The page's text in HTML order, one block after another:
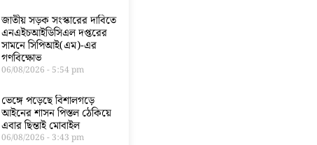
জাতীয় সড়ক সংস্কারের দাবিতে
এনএইচআইডিসিএল দপ্তরের
সামনে সিপিআই(এম)-এর
গণবিক্ষোভ
06/08/2026 5:54 pm
ভেঙ্গে পড়েছে বিশালগড়ে
আইনের শাসন পিস্তল ঠেকিয়ে
এবার ছিন্তাই মোবাইল
06/08/2026 3:43 pm